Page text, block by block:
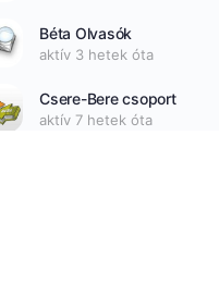
Béta Olvasók
aktív 3 hetek óta
Csere-Bere csoport
aktív 7 hetek óta